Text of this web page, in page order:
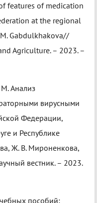
features of medication
at the regional
Gabdulkhakova//
Agriculture. – 2023. –
вирусными
Федерации,
и Республике
Ж. В. Мироненкова,
вестник. – 2023.
пособий: